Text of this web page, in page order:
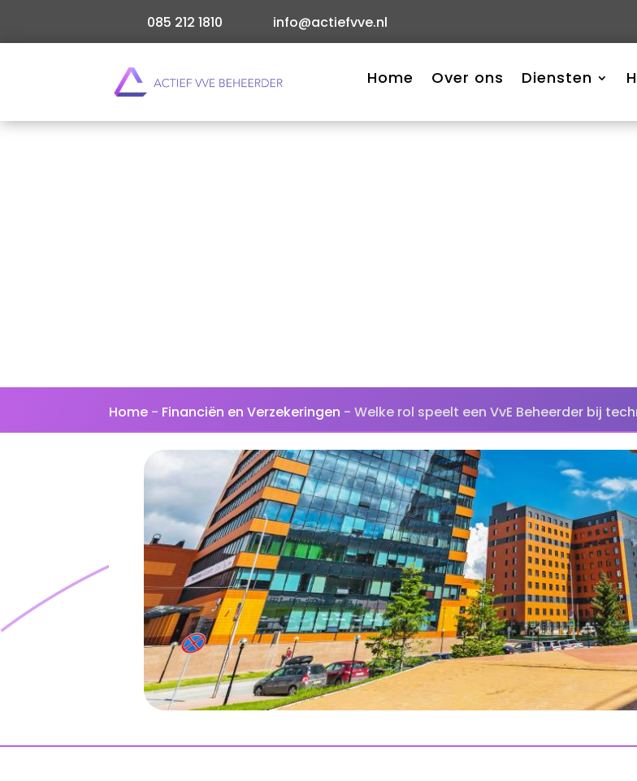
085 212 1810 info@actiefvve.nl
Home Over ons Diensten
Home - Financiën en Verzekeringen -Welke rol speelt een VvE Beheerder bij